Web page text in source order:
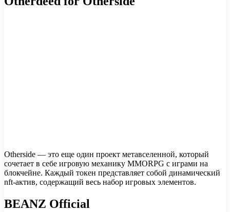
Otherside — это еще один проект метавселенной, который
сочетает в себе игровую механику MMORPG с играми на
блокчейне. Каждый токен представляет собой динамический
nft-актив, содержащий весь набор игровых элементов.
BEANZ Official